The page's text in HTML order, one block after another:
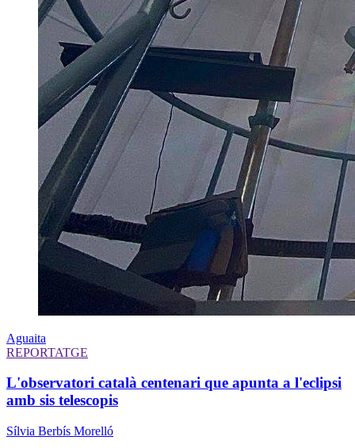
Aguaita
REPORTATGE
L'observatori català centenari que apunta a l'eclipsi
amb sis telescopis
Sílvia Berbís Morelló